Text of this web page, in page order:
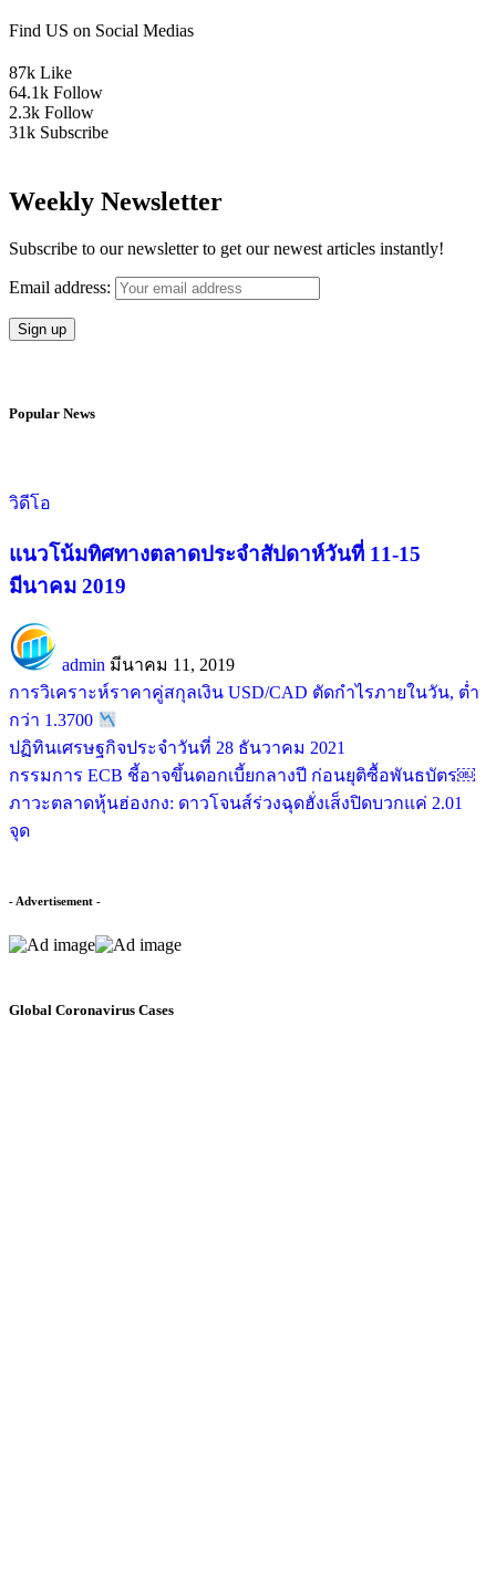
Find US on Social Medias
87k Like
64.1k Follow
2.3k Follow
31k Subscribe
Weekly Newsletter
Subscribe to our newsletter to get our newest articles instantly!
Email address:
Popular News
วิดีโอ
แนวโน้มทิศทางตลาดประจำสัปดาห์วันที่ 11-15
มีนาคม 2019
admin มีนาคม 11, 2019
การวิเคราะห์ราคาคู่สกุลเงิน USD/CAD ตัดกำไรภายในวัน, ต่ำ
กว่า 1.3700
ปฏิทินเศรษฐกิจประจำวันที่ 28 ธันวาคม 2021
กรรมการ ECB ชี้อาจขึ้นดอกเบี้ยกลางปี ก่อนยุติซื้อพันธบัตร￼
ภาวะตลาดหุ้นฮ่องกง: ดาวโจนส์ร่วงฉุดฮั่งเส็งปิดบวกแค่ 2.01
จุด
- Advertisement -
Global Coronavirus Cases